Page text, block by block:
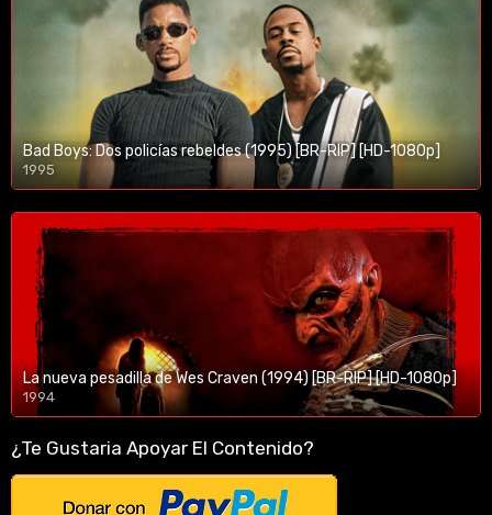
Bad Boys: Dos policías rebeldes (1995) [BR-RIP] [HD-1080p]
1995
1080p/720p
La nueva pesadilla de Wes Craven (1994) [BR-RIP] [HD-1080p]
1994
1080p/720p
¿Te Gustaria Apoyar El Contenido?